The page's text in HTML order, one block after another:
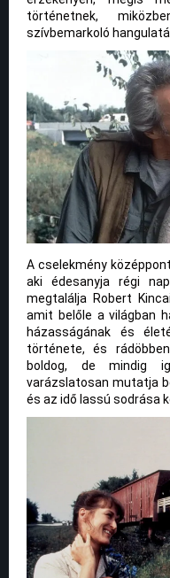
történetnek,
szívbemarkoló
A cselekmény
aki édesanyja régi
megtalálja Robert
amit belőle a világban
házasságának és
története, és
boldog, de mindig
varázslatosan mutatja
és az idő lassú sodrása